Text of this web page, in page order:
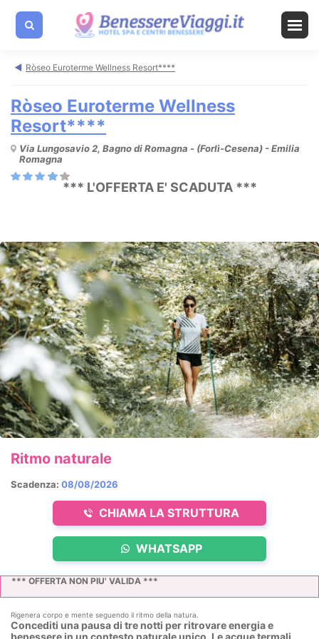
Ròseo Euroterme Wellness Resort****
Ròseo Euroterme Wellness
Resort****
Via Lungosavio 2, Bagno di Romagna - (Forlì-Cesena) - Emilia
Romagna
*** L'OFFERTA E' SCADUTA ***
*** OFFERTA NON PIU' VALIDA ***
CHIAMA LA STRUTTURA
WHATSAPP
Scadenza: 08/08/2026
Ritmo naturale
Rigenera corpo e mente seguendo il ritmo della natura.
Concediti una pausa di tre notti per ritrovare energia e
benessere in un contesto naturale unico. Le acque termali,